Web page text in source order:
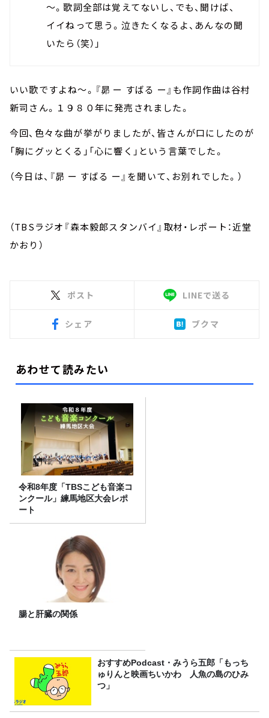
～。歌詞全部は覚えてないし、でも、聞けば、
イイねって思う。泣きたくなるよ、あんなの聞
いたら（笑）」
いい歌ですよね～。『昴 ー すばる ー』も作詞作曲は谷村
新司さん。１９８０年に発売されました。
今回、色々な曲が挙がりましたが、皆さんが口にしたのが
「胸にグッとくる」「心に響く」という言葉でした。
（今日は、『昴 ー すばる ー』を聞いて、お別れでした。）
（TBSラジオ『森本毅郎スタンバイ』取材・レポート：近堂
かおり）
ポスト LINEで送る
シェア ブクマ
あわせて読みたい
令和8年度「TBSこども音楽コ
ンクール」練馬地区大会レポ
ート
腸と肝臓の関係
おすすめPodcast・みうら五郎「もっち
ゅりんと映画ちいかわ 人魚の島のひみ
つ」